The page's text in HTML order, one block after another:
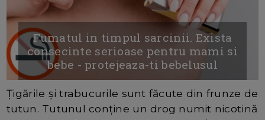
Fumatul in timpul sarcinii. Exista
consecinte serioase pentru mami si
bebe - protejeaza-ti bebelusul
Țigările și trabucurile sunt făcute din frunze de
tutun. Tutunul conține un drog numit nicotină